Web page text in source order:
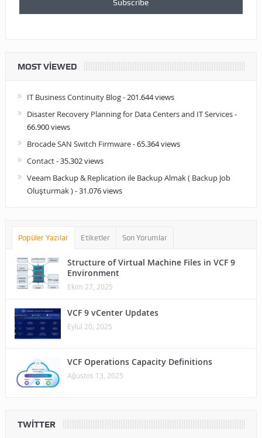
MOST VIEWED
IT Business Continuity Blog- 201.644 views
Disaster Recovery Planning for Data Centers and IT Services-
66.900 views
Brocade SAN Switch Firmware- 65.364 views
Contact- 35.302 views
Veeam Backup & Replication ile Backup Almak ( Backup Job
Oluşturmak )- 31.076 views
Popüler Yazılar Etiketler Son Yorumlar
Structure of Virtual Machine Files in VCF 9
Environment
Ekim 27, 2025
VCF 9 vCenter Updates
Eylül 20, 2025
VCF Operations Capacity Definitions
Ağustos 13, 2025
TWITTER